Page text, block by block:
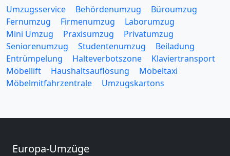
Umzugsservice Behördenumzug
Büroumzug
Fernumzug
Firmenumzug
Laborumzug
Mini Umzug
Praxisumzug
Privatumzug
Seniorenumzug
Studentenumzug
Beiladung
Entrümpelung
Halteverbotszone
Klaviertransport
Möbellift
Haushaltsauflösung
Möbeltaxi
Möbelmitfahrzentrale
Umzugskartons
Europa-Umzüge